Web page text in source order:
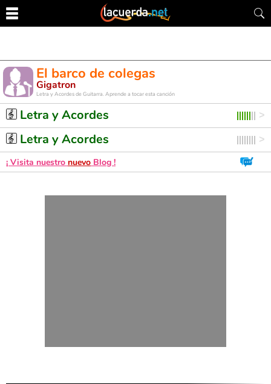
El barco de colegas
Gigatron
Letra y Acordes de Guitarra. Aprende a tocar esta canción
Letra y Acordes
Letra y Acordes
¡ Visita nuestro nuevo Blog !